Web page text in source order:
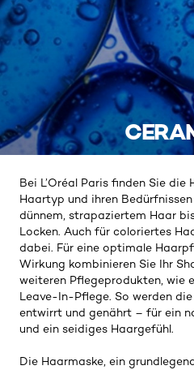
Bei L’Oréal Paris finden Sie die
Haartyp und ihren
dünnem, strapaziertem Haar
Locken. Auch für coloriertes
dabei. Für eine optimale
Wirkung kombinieren Sie Ihr
weiteren Pflegeprodukten, wie
Leave-In-Pflege. So werden
entwirrt und genährt – für ein
und ein seidiges Haargefühl.
Die Haarmaske, ein